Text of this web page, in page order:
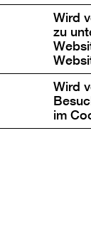
bis sie
in
ihre
Wird
zu
Wird
im